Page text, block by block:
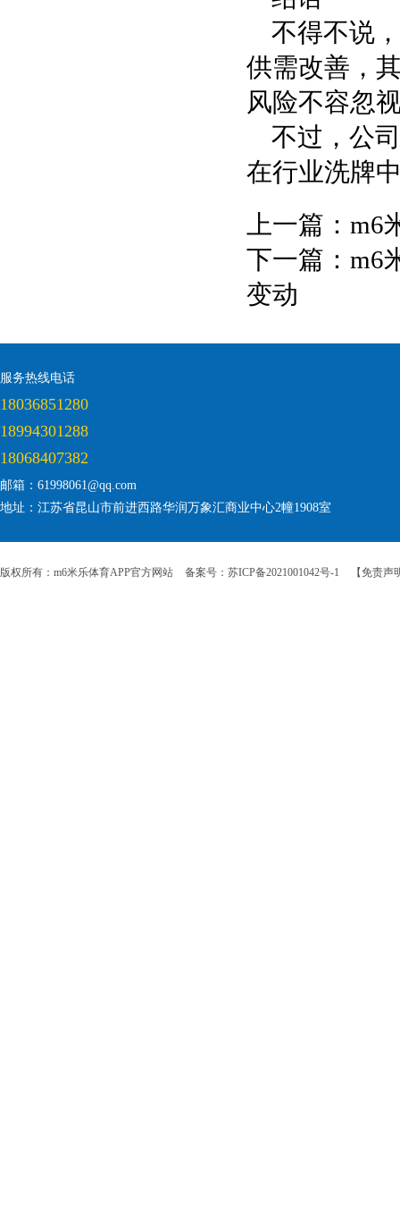
不得不说
供需改善，
风险不容忽
不过，公
在行业洗牌
上一篇： m6
下一篇： m6
变动
服务热线电话
18036851280
18994301288
18068407382
邮箱：61998061@qq.com
地址：江苏省昆山市前进西路华润万象汇商业中心2幢1908室
版权所有：m6米乐体育APP官方网站 备案号：苏ICP备2021001042号-1 【免责声